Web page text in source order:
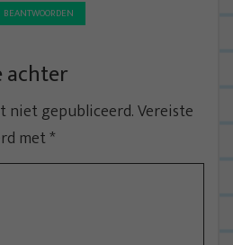
BEANTWOORDEN
achter
niet gepubliceerd.Vereiste
met*